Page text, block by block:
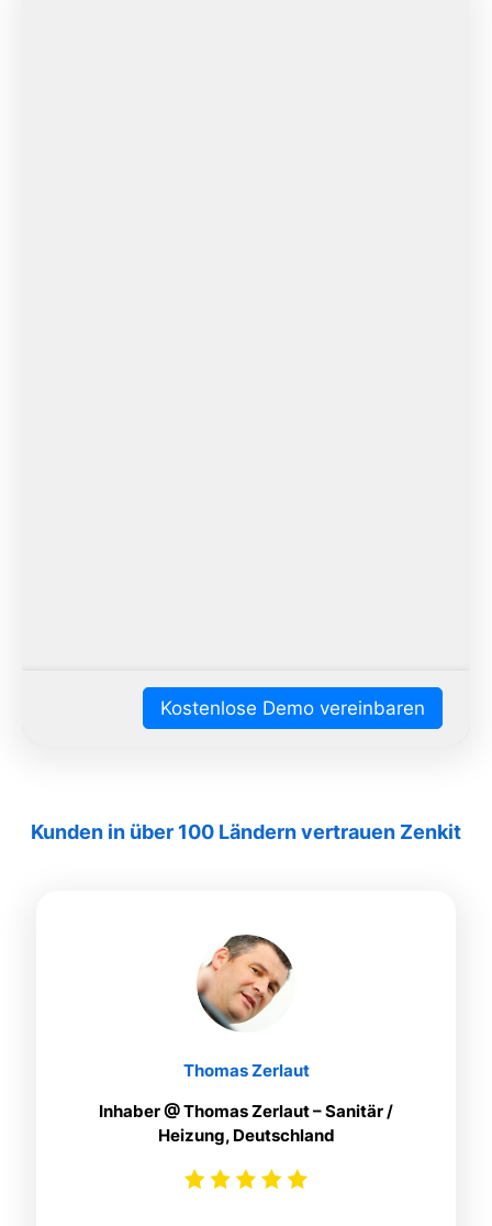
Kunden in über 100 Ländern vertrauen Zenkit
Thomas Zerlaut
Inhaber @ Thomas Zerlaut – Sanitär /
Heizung, Deutschland